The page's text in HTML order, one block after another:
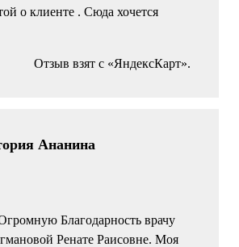
о клиенте . Сюда хочется
Отзыв взят с «ЯндексКарт».
Ананина
Благодарность врачу
Ренате Раисовне. Моя